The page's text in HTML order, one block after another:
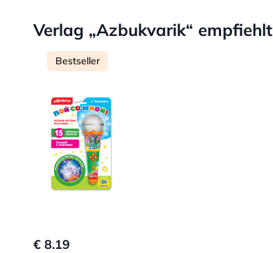
Verlag „Azbukvarik“ empfiehlt
Bestseller
€ 8.19